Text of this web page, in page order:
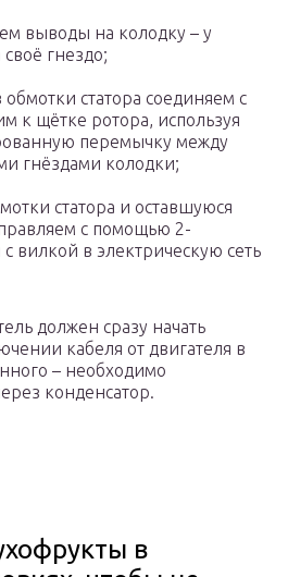
выводы на колодку – у
гнездо;
статора соединяем с
к щётке ротора, используя
перемычку между
гнёздами колодки;
статора и оставшуюся
с помощью 2-
вилкой в электрическую сеть
должен сразу начать
кабеля от двигателя в
– необходимо
конденсатор.
в